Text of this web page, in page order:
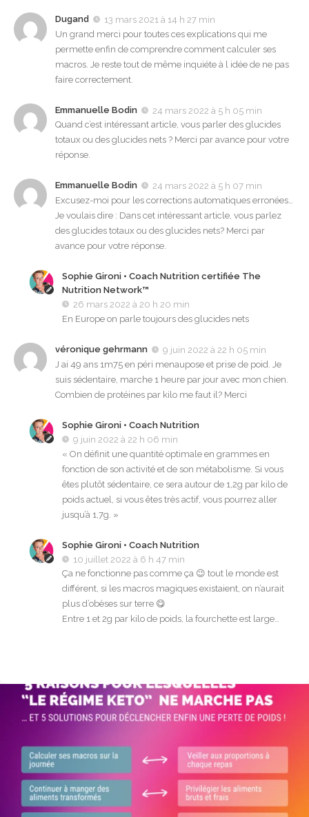
Dugand
13 mars 2021 à 14 h 27 min
Un grand merci pour toutes ces explications qui me
permette enfin de comprendre comment calculer ses
macros. Je reste tout de même inquiéte à l idée de ne pas
faire correctement.
Emmanuelle Bodin
24 mars 2022 à 5 h 05 min
Quand c’est intéressant article, vous parler des glucides
totaux ou des glucides nets ? Merci par avance pour votre
réponse.
Emmanuelle Bodin
24 mars 2022 à 5 h 07 min
Excusez-moi pour les corrections automatiques erronées…
Je voulais dire : Dans cet intéressant article, vous parlez
des glucides totaux ou des glucides nets? Merci par
avance pour votre réponse.
Sophie Gironi • Coach Nutrition certifiée The
Nutrition Network™
26 mars 2022 à 20 h 20 min
En Europe on parle toujours des glucides nets
véronique gehrmann
9 juin 2022 à 22 h 05 min
J ai 49 ans 1m75 en péri menaupose et prise de poid. Je
suis sédentaire, marche 1 heure par jour avec mon chien.
Combien de protéines par kilo me faut il? Merci
Sophie Gironi • Coach Nutrition
9 juin 2022 à 22 h 06 min
« On définit une quantité optimale en grammes en
fonction de son activité et de son métabolisme. Si vous
êtes plutôt sédentaire, ce sera autour de 1,2g par kilo de
poids actuel, si vous êtes très actif, vous pourrez aller
jusqu’à 1,7g. »
Sophie Gironi • Coach Nutrition
10 juillet 2022 à 6 h 47 min
Ça ne fonctionne pas comme ça 😉 tout le monde est
différent, si les macros magiques existaient, on n’aurait
plus d’obèses sur terre 😋
Entre 1 et 2g par kilo de poids, la fourchette est large…